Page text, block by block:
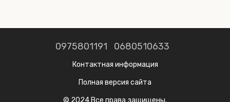
0975801191 0680510633
Контактная информация
Полная версия сайта
© 2024 Все права защищены.